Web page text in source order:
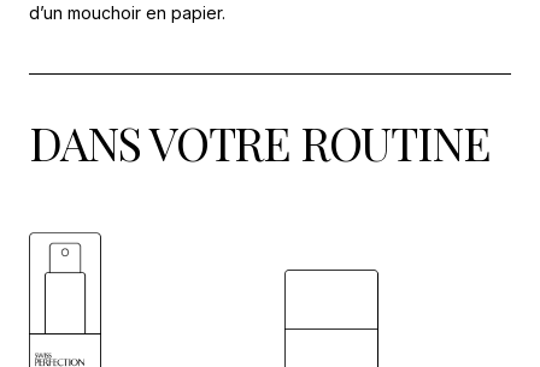
d’un mouchoir en papier.
DANS VOTRE ROUTINE